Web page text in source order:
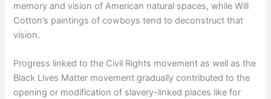
memory and vision of American natural spaces, while Will
Cotton’s paintings of cowboys tend to deconstruct that
vision.
Progress linked to the Civil Rights movement as well as the
Black Lives Matter movement gradually contributed to the
opening or modification of slavery-linked places like for